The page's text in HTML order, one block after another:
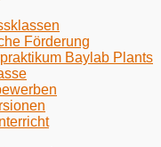
Förderung
Baylab Plants